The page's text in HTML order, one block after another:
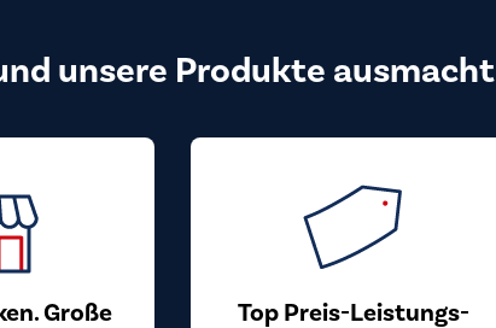
unsere Produkte ausmacht
Große Top Preis-Leistungs-